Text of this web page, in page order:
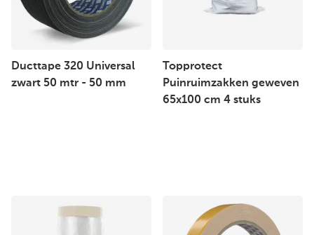
Ducttape 320 Universal
zwart 50 mtr - 50 mm
Topprotect
Puinruimzakken geweven
65x100 cm 4 stuks